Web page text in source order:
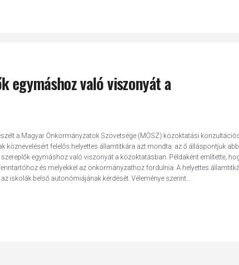
egymáshoz való viszonyát a
a Magyar Önkormányzatok Szövetsége (MÖSZ) közoktatási
felelős helyettes államtitkára azt mondta: az ő álláspontjuk
egymáshoz való viszonyát a közoktatásban. Példaként említette,
és melyekkel az önkormányzathoz fordulnia. A helyettes
iskolák belső autonómiájának kérdését. Véleménye szerint...